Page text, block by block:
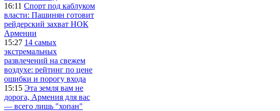
16:11 Спорт под каблуком
власти: Пашинян готовит
рейдерский захват НОК
Армении
15:27 14 самых
экстремальных
развлечений на свежем
воздухе: рейтинг по цене
ошибки и порогу входа
15:15 Эта земля вам не
дорога, Армения для вас
— всего лишь "хопан"